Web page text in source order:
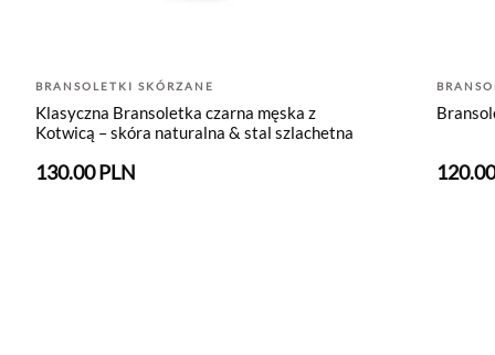
BRANSOLETKI SKÓRZANE
Klasyczna Bransoletka czarna męska z
Kotwicą – skóra naturalna & stal szlachetna
130.00 PLN